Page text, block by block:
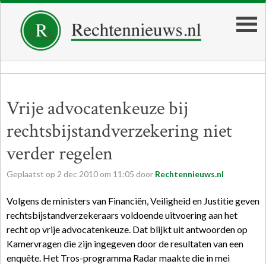
Vrije advocatenkeuze bij
rechtsbijstandverzekering niet
verder regelen
Geplaatst op 2 dec 2010 om 11:05 door Rechtennieuws.nl
Volgens de ministers van Financiën, Veiligheid en Justitie geven
rechtsbijstandverzekeraars voldoende uitvoering aan het
recht op vrije advocatenkeuze. Dat blijkt uit antwoorden op
Kamervragen die zijn ingegeven door de resultaten van een
enquête. Het Tros-programma Radar maakte die in mei